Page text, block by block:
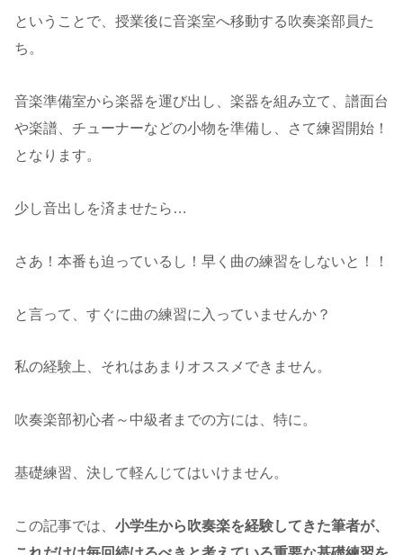
ということで、授業後に音楽室へ移動する吹奏楽部員た
ち。
音楽準備室から楽器を運び出し、楽器を組み立て、譜面台
や楽譜、チューナーなどの小物を準備し、さて練習開始！
となります。
少し音出しを済ませたら…
さあ！本番も迫っているし！早く曲の練習をしないと！！
と言って、すぐに曲の練習に入っていませんか？
私の経験上、それはあまりオススメできません。
吹奏楽部初心者～中級者までの方には、特に。
基礎練習、決して軽んじてはいけません。
この記事では、 小学生から吹奏楽を経験してきた筆者が、